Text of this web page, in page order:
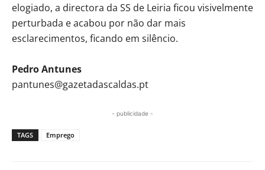
elogiado, a directora da SS de Leiria ficou visivelmente
perturbada e acabou por não dar mais
esclarecimentos, ficando em silêncio.
Pedro Antunes
pantunes@gazetadascaldas.pt
- publicidade -
TAGS Emprego